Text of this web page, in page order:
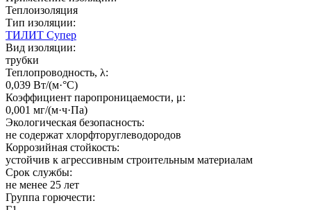
Теплоизоляция
Тип изоляции:
ТИЛИТ Супер
Вид изоляции:
трубки
Теплопроводность, λ:
0,039 Вт/(м·°C)
Коэффициент паропроницаемости, μ:
0,001 мг/(м·ч·Па)
Экологическая безопасность:
не содержат хлорфторуглеводородов
Коррозийная стойкость:
устойчив к агрессивным строительным материалам
Срок службы:
не менее 25 лет
Группа горючести: